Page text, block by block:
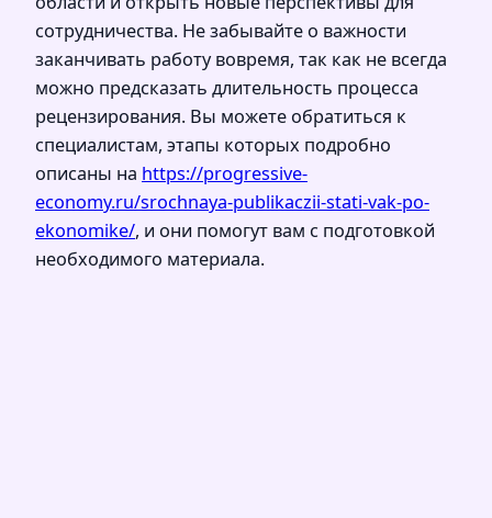
сотрудничества. Не забывайте о важности
заканчивать работу вовремя, так как не всегда
можно предсказать длительность процесса
рецензирования. Вы можете обратиться к
специалистам, этапы которых подробно
описаны на https://progressive-
economy.ru/srochnaya-publikaczii-stati-vak-po-
ekonomike/, и они помогут вам с подготовкой
необходимого материала.